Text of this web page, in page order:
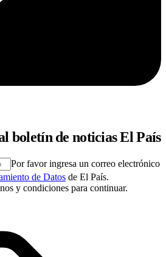
boletín de noticias El País
Por favor ingresa un correo electrónico
de Datos de El País.
y condiciones para continuar.